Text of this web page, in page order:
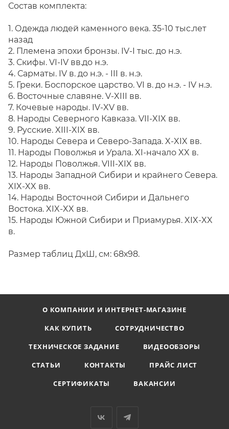
Состав комплекта:
1. Одежда людей каменного века. 35-10 тыс.лет
назад
2. Племена эпохи бронзы. IV-I тыс. до н.э.
3. Скифы. VI-IV вв.до н.э.
4. Сарматы. IV в. до н.э. - III в. н.э.
5. Греки. Боспорское царство. VI в. до н.э. - IV н.э.
6. Восточные славяне. V-XIII вв.
7. Кочевые народы. IV-XV вв.
8. Народы Северного Кавказа. VII-XIX вв.
9. Русские. XIII-XIX вв.
10. Народы Севера и Северо-Запада. X-XIX вв.
11. Народы Поволжья и Урала. XI-начало XX в.
12. Народы Поволжья. VIII-XIX вв.
13. Народы Западной Сибири и крайнего Севера.
XIX-XX вв.
14. Народы Восточной Сибири и Дальнего
Востока. XIX-XX вв.
15. Народы Южной Сибири и Приамурья. XIX-XX
в.
Размер таблиц ДхШ, см: 68х98.
О КОМПАНИИ И ИНТЕРНЕТ-МАГАЗИНЕ
КАК КУПИТЬ
СОТРУДНИЧЕСТВО
ТЕХНИЧЕСКОЕ ЗАДАНИЕ
ВИДЕООБЗОРЫ
СТАТЬИ
КОНТАКТЫ
ПРАЙС ЛИСТ
СЕРТИФИКАТЫ
ВАКАНСИИ